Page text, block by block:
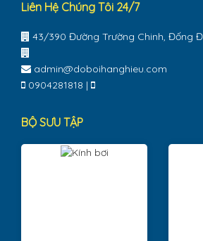
Liên Hệ Chúng Tôi 24/7
43/390 Đường Trường Chinh, Đống
admin@doboihanghieu.com
0904281818 |
BỘ SƯU TẬP